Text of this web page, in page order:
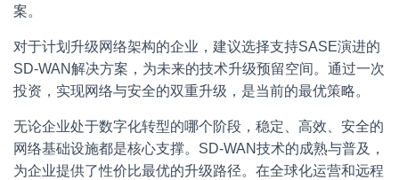
案。
对于计划升级网络架构的企业，建议选择支持SASE演进的
SD-WAN解决方案，为未来的技术升级预留空间。通过一次
投资，实现网络与安全的双重升级，是当前的最优策略。
无论企业处于数字化转型的哪个阶段，稳定、高效、安全的
网络基础设施都是核心支撑。SD-WAN技术的成熟与普及，
为企业提供了性价比最优的升级路径。在全球化运营和远程